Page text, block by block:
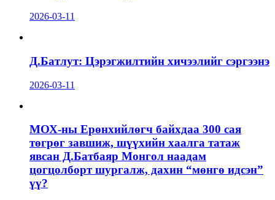
2026-03-11
Д.Батлут: Цэрэгжилтийн хичээлийг сэргээнэ
2026-03-11
МОХ-ны Ерөнхийлөгч байхдаа 300 сая
төгрөг завшиж, шүүхийн хаалга татаж
явсан Д.Батбаяр Монгол наадам
цогцолборт шургалж, дахин “мөнгө идсэн”
үү?